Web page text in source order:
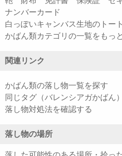
ナンバーカード
白っぽいキャンバス生地のトー
かばん類カテゴリの一覧をもっ
関連リンク
かばん類の落し物一覧を探す
同じタグ（バレンシアガかばん
落し物対処法を確認する
落し物の場所